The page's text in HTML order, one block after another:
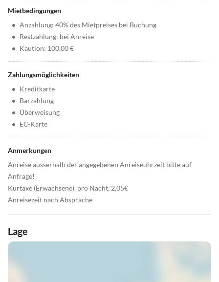
Mietbedingungen
• Anzahlung: 40% des Mietpreises bei Buchung
• Restzahlung: bei Anreise
• Kaution: 100,00 €
Zahlungsmöglichkeiten
• Kreditkarte
• Barzahlung
• Überweisung
• EC-Karte
Anmerkungen
Anreise ausserhalb der angegebenen Anreiseuhrzeit bitte auf
Anfrage!
Kurtaxe (Erwachsene), pro Nacht, 2,05€
Anreisezeit nach Absprache
Lage